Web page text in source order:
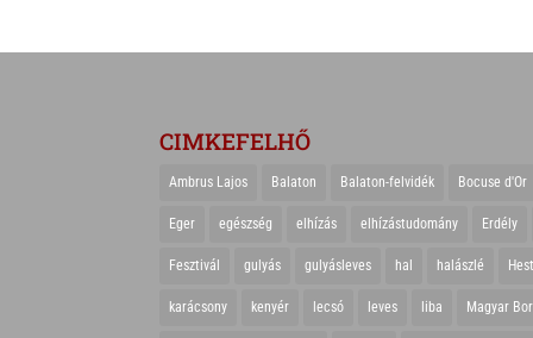
CIMKEFELHŐ
Ambrus Lajos Balaton Balaton-felvidék Bocuse d'Or
Eger egészség elhízás elhízástudomány Erdély
Fesztivál gulyás gulyásleves hal halászlé
karácsony kenyér lecsó leves liba Magyar